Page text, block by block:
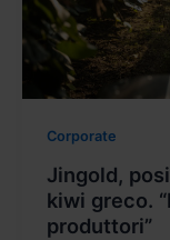
Corporate
Jingold,
kiwi greco.
produttori”